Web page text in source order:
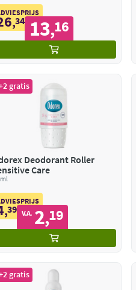
,34 13,16
gratis
Deodorant Roller
Care
,39 V.A. 2,19
gratis